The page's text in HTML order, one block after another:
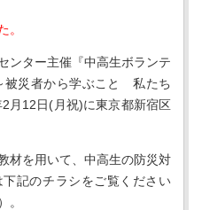
。
ンター主催『中高生ボランテ
被災者から学ぶこと 私たち
月12日(月祝)に東京都新宿区
材を用いて、中高生の防災対
記のチラシをご覧ください
。